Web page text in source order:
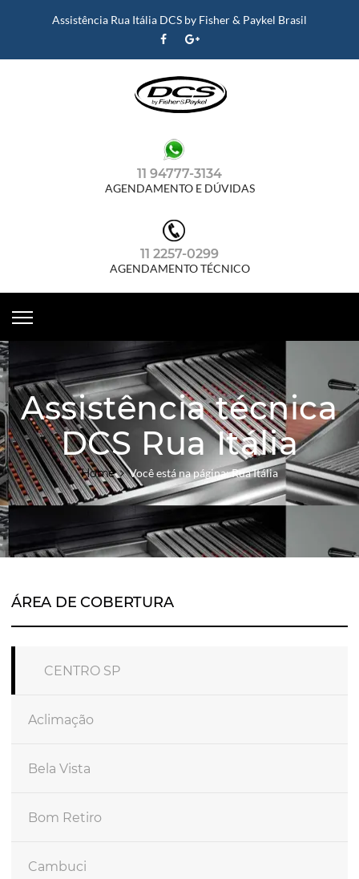
Assistência Rua Itália DCS by Fisher & Paykel Brasil
11 94777-3134
AGENDAMENTO E DÚVIDAS
11 2257-0299
AGENDAMENTO TÉCNICO
Assistência técnica
DCS Rua Itália
Home Você está na página: Rua Itália
ÁREA DE COBERTURA
CENTRO SP
Aclimação
Bela Vista
Bom Retiro
Cambuci